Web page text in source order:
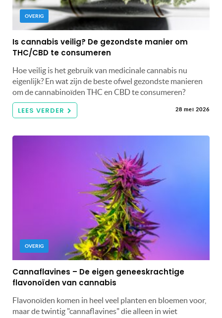
OVERIG
Is cannabis veilig? De gezondste manier om
THC/CBD te consumeren
Hoe veilig is het gebruik van medicinale cannabis nu
eigenlijk? En wat zijn de beste ofwel gezondste manieren
om de cannabinoïden THC en CBD te consumeren?
LEES VERDER 28 mei 2026
OVERIG
Cannaflavines – De eigen geneeskrachtige
flavonoïden van cannabis
Flavonoïden komen in heel veel planten en bloemen voor,
maar de twintig "cannaflavines" die alleen in wiet